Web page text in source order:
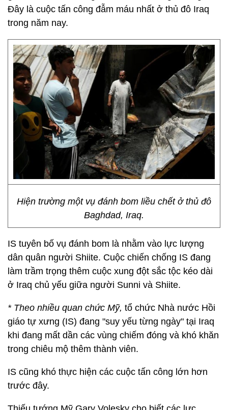
Đây là cuộc tấn công đẫm máu nhất ở thủ đô Iraq
trong năm nay.
Hiện trường một vụ đánh bom liều chết ở thủ đô
Baghdad, Iraq.
IS tuyên bố vụ đánh bom là nhằm vào lực lượng
dân quân người Shiite. Cuộc chiến chống IS đang
làm trầm trọng thêm cuộc xung đột sắc tộc kéo dài
ở Iraq chủ yếu giữa người Sunni và Shiite.
* Theo nhiều quan chức Mỹ, tổ chức Nhà nước Hồi
giáo tự xưng (IS) đang "suy yếu từng ngày" tại Iraq
khi đang mất dần các vùng chiếm đóng và khó khăn
trong chiêu mộ thêm thành viên.
IS cũng khó thực hiện các cuộc tấn công lớn hơn
trước đây.